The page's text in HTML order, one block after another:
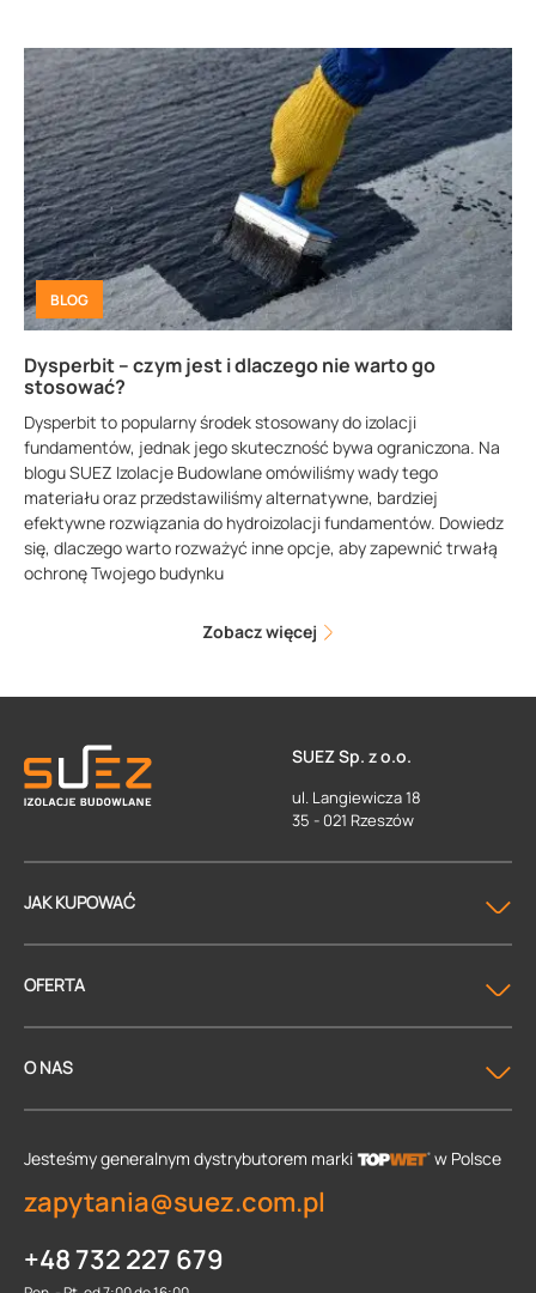
BLOG
Dysperbit – czym jest i dlaczego nie warto go
stosować?
Dysperbit to popularny środek stosowany do izolacji
fundamentów, jednak jego skuteczność bywa ograniczona. Na
blogu SUEZ Izolacje Budowlane omówiliśmy wady tego
materiału oraz przedstawiliśmy alternatywne, bardziej
efektywne rozwiązania do hydroizolacji fundamentów. Dowiedz
się, dlaczego warto rozważyć inne opcje, aby zapewnić trwałą
ochronę Twojego budynku
Zobacz więcej
SUEZ Sp. z o.o.
ul. Langiewicza 18
35 - 021 Rzeszów
JAK KUPOWAĆ
OFERTA
O NAS
Jesteśmy generalnym dystrybutorem marki w Polsce
zapytania@suez.com.pl
+48 732 227 679